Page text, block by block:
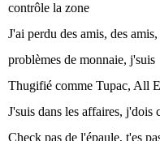
contrôle la zone
J'ai perdu des amis, des
problèmes de monnaie, j'suis
Thugifié comme Tupac, All
J'suis dans les affaires, j'dois
Check pas de l'épaule, t'es